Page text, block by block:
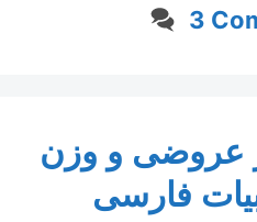
3
عروضی و وزن
فارسی